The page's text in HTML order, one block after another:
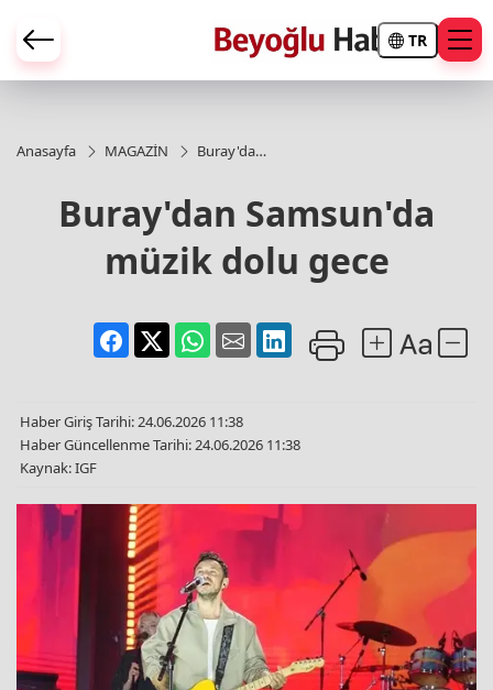
TR
Anasayfa MAGAZİN
Buray'dan
dolu gece
Buray'dan Samsun'da
müzik dolu gece
Haber Giriş Tarihi: 24.06.2026 11:38
Haber Güncellenme Tarihi: 24.06.2026 11:38
Kaynak: IGF